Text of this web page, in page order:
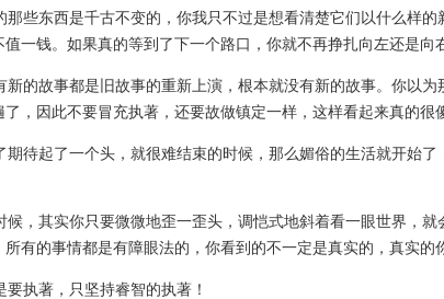
那些东西是千古不变的，你我只不过是想看清楚它们以什么样
值一钱。如果真的等到了下一个路口，你就不再挣扎向左还是向
新的故事都是旧故事的重新上演，根本就没有新的故事。你以为
了，因此不要冒充执著，还要故做镇定一样，这样看起来真的很
期待起了一个头，就很难结束的时候，那么媚俗的生活就开始
候，其实你只要微微地歪一歪头，调恺式地斜着看一眼世界，
所有的事情都是有障眼法的，你看到的不一定是真实的，真实的
要执著，只坚持睿智的执著！